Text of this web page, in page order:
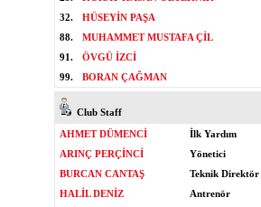
32.
HÜSEYİN PAŞA
88.
MUHAMMET MUSTAFA ÇİL
91.
ÖVGÜ İZCİ
99.
BORAN ÇAĞMAN
Club Staff
AHMET DÜMENCİ
İlk Yardım
ARINÇ PERÇİNCİ
Yönetici
BURCAN CANTAŞ
Teknik Direktör
HALİL DENİZ
Antrenör